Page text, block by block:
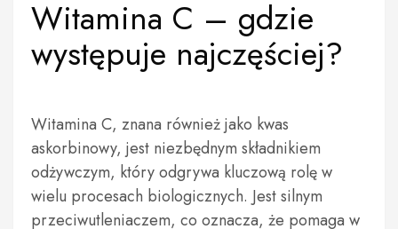
Witamina C – gdzie
występuje najczęściej?
Witamina C, znana również jako kwas
askorbinowy, jest niezbędnym składnikiem
odżywczym, który odgrywa kluczową rolę w
wielu procesach biologicznych. Jest silnym
przeciwutleniaczem, co oznacza, że pomaga w